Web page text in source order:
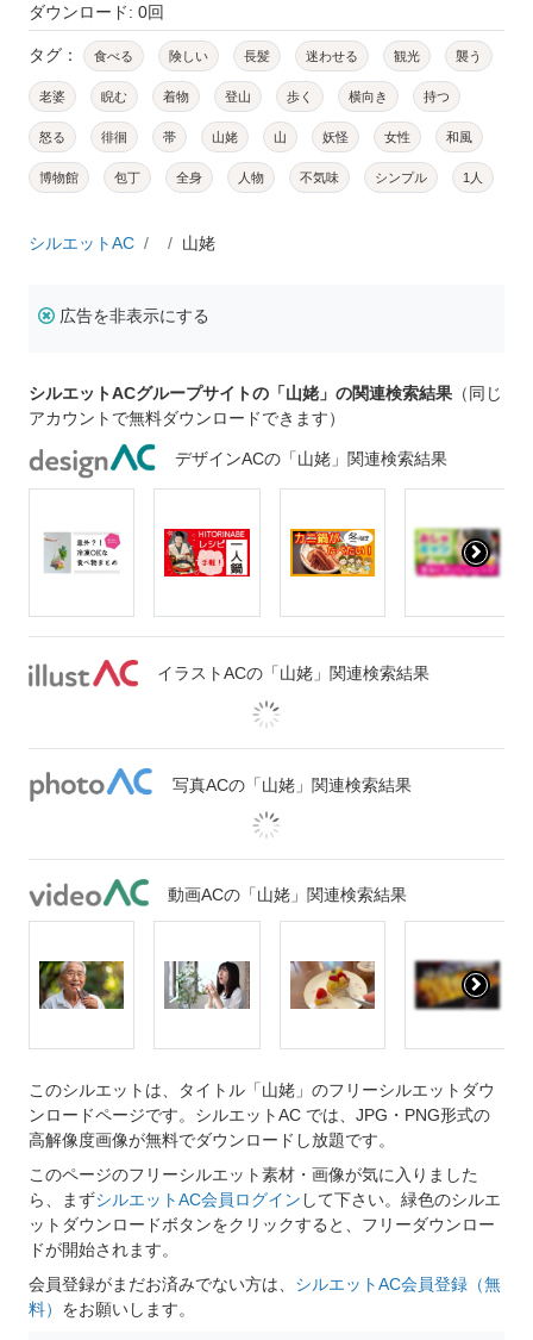
ダウンロード: 0回
タグ： 食べる 険しい 長髪 迷わせる 観光 襲う
老婆 睨む 着物 登山 歩く 横向き 持つ
怒る 徘徊 帯 山姥 山 妖怪 女性 和風
博物館 包丁 全身 人物 不気味 シンプル 1人
シルエットAC 山姥
広告を非表示にする
シルエットACグループサイトの「山姥」の関連検索結果 （同じ
アカウントで無料ダウンロードできます）
デザインACの「山姥」関連検索結果
イラストACの「山姥」関連検索結果
写真ACの「山姥」関連検索結果
動画ACの「山姥」関連検索結果
このシルエットは、タイトル「山姥」のフリーシルエットダウ
ンロードページです。シルエットAC では、JPG・PNG形式の
高解像度画像が無料でダウンロードし放題です。
このページのフリーシルエット素材・画像が気に入りました
ら、まずシルエットAC会員ログイン して下さい。緑色のシルエ
ットダウンロードボタンをクリックすると、フリーダウンロー
ドが開始されます。
会員登録がまだお済みでない方は、 シルエットAC会員登録（無
料） をお願いします。